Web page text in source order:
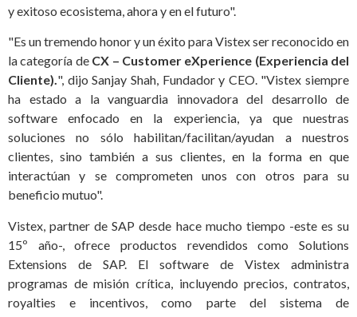
y exitoso ecosistema, ahora y en el futuro".
"Es un tremendo honor y un éxito para Vistex ser reconocido en
la categoría de CX – Customer eXperience (Experiencia del
Cliente).", dijo Sanjay Shah, Fundador y CEO. "Vistex siempre
ha estado a la vanguardia innovadora del desarrollo de
software enfocado en la experiencia, ya que nuestras
soluciones no sólo habilitan/facilitan/ayudan a nuestros
clientes, sino también a sus clientes, en la forma en que
interactúan y se comprometen unos con otros para su
beneficio mutuo".
Vistex, partner de SAP desde hace mucho tiempo -este es su
15º año-, ofrece productos revendidos como Solutions
Extensions de SAP. El software de Vistex administra
programas de misión crítica, incluyendo precios, contratos,
royalties e incentivos, como parte del sistema de